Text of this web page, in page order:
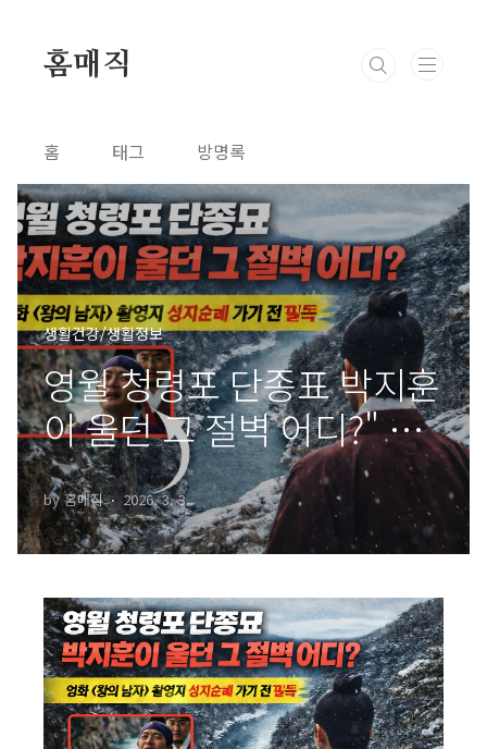
홈매직
홈 태그 방명록
생활건강/생활정보
영월 청령포 단종표 박지훈
이 울던 그 절벽 어디?" 영
화 <왕과 사는 남자> 촬영
지 성지순례 가기 전 필독
by 홈매직 2026. 3. 3.